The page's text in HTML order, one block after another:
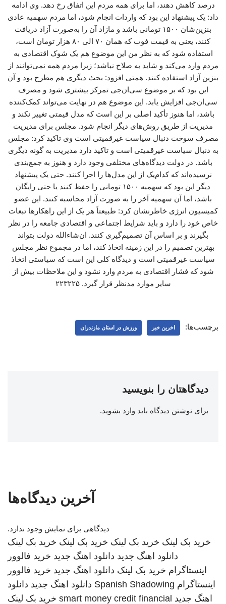
درصد کاهش دهند، اما برای همه مردم این اتفاق رخ دهد. وی ادامه
داد: یک پیشنهاد این بود که واردات انجام شود، اما مردم سهمیه عادی
بنزین‌شان ۱۵۰۰ تومانی باشد و مازاد آن را به‌صورت آزاد دریافت
کنند، یعنی به قیمت فوب که همان ۷۰ الی ۸۰ هزار تومان است،
استفاده شود که به نظر من این موضوع هم یک شوک اقتصادی به
مردم وارد می‌کند و شاید به صلاح نباشد؛ زیرا مردم همه نمی‌توانند از
بنزین آزاد استفاده کنند. همتی افزود: بحث دیگری هم مطرح بود و آن
این بود که بر موضوع سی‌ان‌جی تمرکز بیشتری شود و مصرف
سی‌ان‌جی افزایش یابد. این موضوع هم در نهایت می‌تواند کمک‌کننده
باشد، اما هنوز تأکید اصلی بر این است که مدل قیمتی تغییر نکند و
مدیریت از طریق روش‌های دیگر انجام شود. مجلس برای مدیریت
مصرف سوخت دنبال سیاست غیرقمیتی است وی تاکید کرد: مجلس
به دنبال سیاست غیرقمیتی است و تاکید دارد مدیریت به گونه دیگری
باشد. در دولت دیدگاه‌های مختلفی وجود دارد و هنوز به جمع‌بندی
نرسیده‌اند که کدام‌یک از این مدل‌ها را اجرا کنند. حتی یک پیشنهاد
دیگر این بود که سهمیه ۱۵۰۰ تومانی را حفظ کنند یا حتی رایگان
باشد، اما آن سهمیه آخر را به صورت آزاد محاسبه کنند. این عضو
کمیسیون انرژی خاطرنشان کرد: طبیعتاً هر یک از این راهکارها تبعات
خاص خود را دارد و باید شرایط اجتماعی و اقتصادی جامعه را در نظر
بگیرند و بر اساس آن تصمیم‌گیری کنند. ان‌شاءالله دولت بتواند
بهترین تصمیم را در این زمینه اتخاذ کند، اما در مجموع نظر مجلس
سیاست غیرقمیتی است و دیدگاه کلی این است که سیاستی اتخاذ
شود که فشار اقتصادی به مردم وارد نشود و این ملاحظات بیش از
سایر موارد مدنظر قرار گیرد. ۲۲۳۲۲۵
برچسب‌ها: اخرین خبر ورزش در استان مازندران
دیدگاهتان را بنویسید
برای نوشتن دیدگاه باید وارد بشوید.
آخرین دیدگاه‌ها
دیدگاهی برای نمایش وجود ندارد.
خرید بک لینک خرید بک لینک خرید بک لینک خرید بک لینک
دانلود اهنگ جدید دانلود اهنگ جدید خرید فالوور
اینستاگرام خرید بک لینک دانلود اهنگ جدید خرید فالوور
اینستاگرام Spanish Shadowing دانلود اهنگ جدید دانلود
اهنگ جدید smart money credit financial خرید بک لینک